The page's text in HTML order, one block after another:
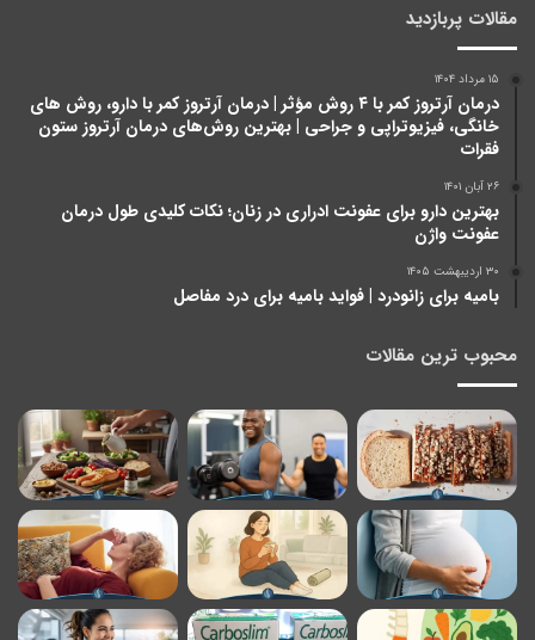
مقالات پربازدید
۱۵ مرداد ۱۴۰۴
درمان آرتروز کمر با ۴ روش مؤثر | درمان آرتروز کمر با دارو، روش های
خانگی، فیزیوتراپی و جراحی | بهترین روش‌های درمان آرتروز ستون
فقرات
۲۶ آبان ۱۴۰۱
بهترین دارو برای عفونت ادراری در زنان؛ نکات کلیدی طول درمان
عفونت واژن
۳۰ اردیبهشت ۱۴۰۵
بامیه برای زانودرد | فواید بامیه برای درد مفاصل
محبوب ترین مقالات